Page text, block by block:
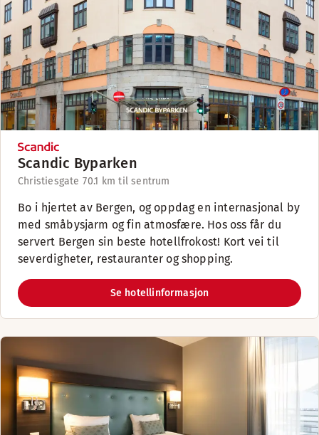
Scandic Byparken
Christiesgate 70.1 km til sentrum
Bo i hjertet av Bergen, og oppdag en internasjonal by
med småbysjarm og fin atmosfære. Hos oss får du
servert Bergen sin beste hotellfrokost! Kort vei til
severdigheter, restauranter og shopping.
Se hotellinformasjon